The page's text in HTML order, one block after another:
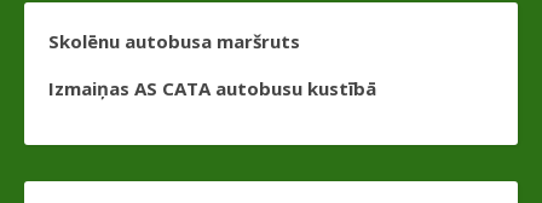
Skolēnu autobusa maršruts
Izmaiņas AS CATA autobusu kustībā